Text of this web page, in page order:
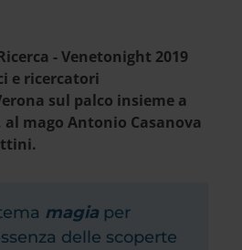
- Venetonight 2019
e ricercatori
sul palco insieme a
mago Antonio Casanova
magia per
delle scoperte